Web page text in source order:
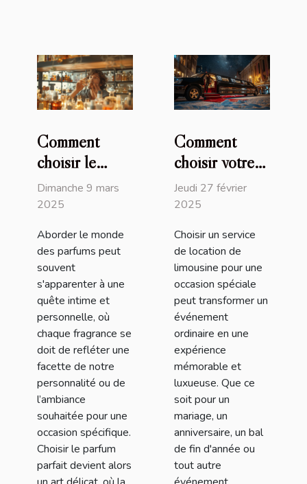
Comment
choisir le
parfum parfait
pour chaque
Dimanche 9 mars
2025
Aborder le monde
des parfums peut
souvent
s'apparenter à une
quête intime et
personnelle, où
chaque fragrance se
doit de refléter une
facette de notre
personnalité ou de
l’ambiance
souhaitée pour une
occasion spécifique.
Choisir le parfum
parfait devient alors
Comment
choisir votre
service de
location de
un événement
spécial
Jeudi 27 février
2025
Choisir un service
de location de
limousine pour une
occasion spéciale
peut transformer un
événement
ordinaire en une
expérience
mémorable et
luxueuse. Que ce
soit pour un
mariage, un
anniversaire, un bal
de fin d'année ou
tout autre